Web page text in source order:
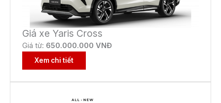
Giá xe Yaris Cross
Giá từ: 650.000.000 VNĐ
Xem chi tiết